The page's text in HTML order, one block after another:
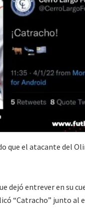
que el atacante del
dejó entrever en su
“Catracho” junto al